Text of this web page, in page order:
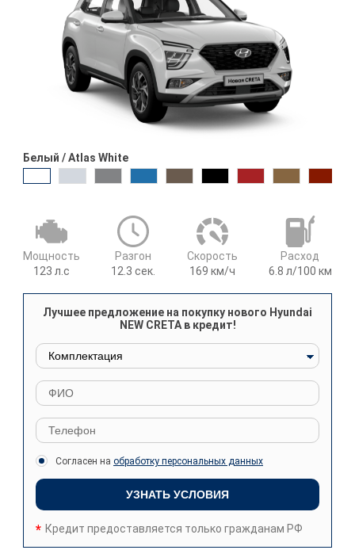
Лучшее предложение на покупку нового Hyundai
NEW CRETA в кредит!
Согласен на обработку персональных данных
УЗНАТЬ УСЛОВИЯ
Кредит предоставляется только гражданам РФ
Белый / Atlas White
Мощность
123 л.с
Разгон
12.3 сек.
Cкорость
169 км/ч
Расход
6.8 л/100 км